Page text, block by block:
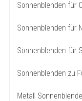
Sonnenblenden für
Sonnenblenden für
Sonnenblenden für
Sonnenblenden zu
Metall